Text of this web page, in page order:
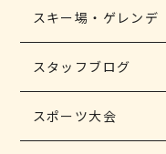
スキー場・ゲレンデ
スタッフブログ
スポーツ大会